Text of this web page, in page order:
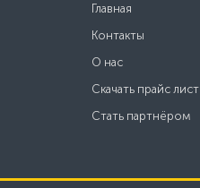
Главная
Контакты
О нас
Скачать прайс лист
Стать партнёром